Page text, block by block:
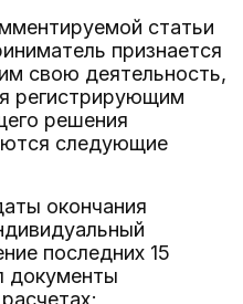
статьи
признается
свою деятельность,
регистрирующим
решения
следующие
окончания
последних 15
документы